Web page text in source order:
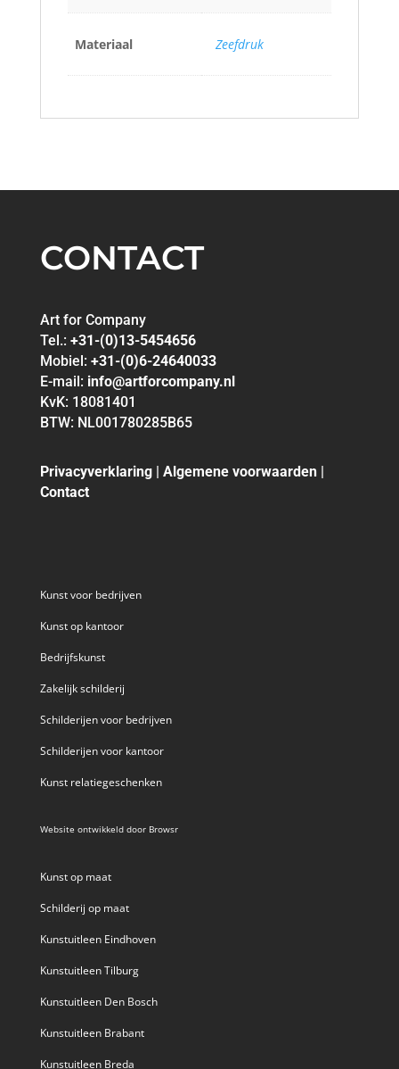
Materiaal Zeefdruk
CONTACT
Art for Company
Tel.: +31-(0)13-5454656
Mobiel: +31-(0)6-24640033
E-mail: info@artforcompany.nl
KvK: 18081401
BTW: NL001780285B65
Privacyverklaring| Algemene voorwaarden|
Contact
Kunst voor bedrijven
Kunst op kantoor
Bedrijfskunst
Zakelijk schilderij
Schilderijen voor bedrijven
Schilderijen voor kantoor
Kunst relatiegeschenken
Website ontwikkeld door Browsr
Kunst op maat
Schilderij op maat
Kunstuitleen Eindhoven
Kunstuitleen Tilburg
Kunstuitleen Den Bosch
Kunstuitleen Brabant
Kunstuitleen Breda